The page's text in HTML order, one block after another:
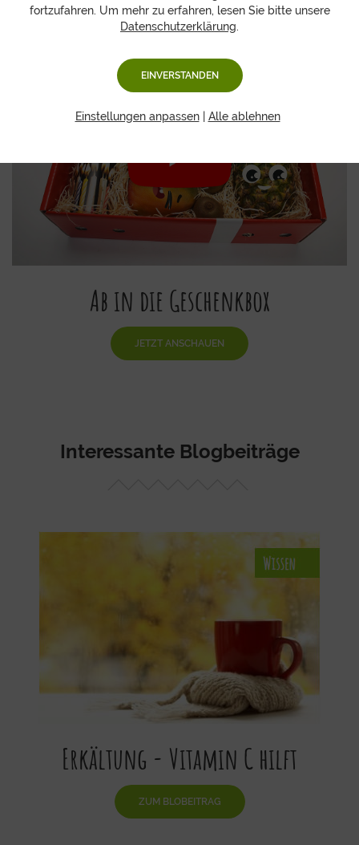
Ab in die Geschenkbox
JETZT ANSCHAUEN
Interessante Blogbeiträge
Erkältung - Vitamin C hilft
ZUM BLOBEITRAG
fortzufahren. Um mehr zu erfahren, lesen Sie bitte unsere
Datenschutzerklärung.
EINVERSTANDEN
Einstellungen anpassen| Alle ablehnen